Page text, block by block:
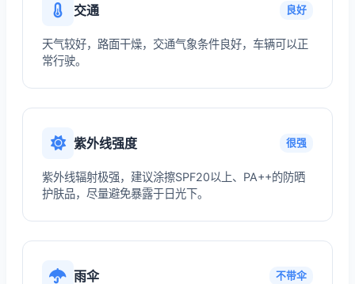
交通 良好
天气较好，路面干燥，交通气象条件良好，车辆可以正
常行驶。
紫外线强度 很强
紫外线辐射极强，建议涂擦SPF20以上、PA++的防晒
护肤品，尽量避免暴露于日光下。
雨伞 不带伞